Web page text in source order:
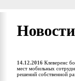
14.12.2016 Клеверенс
мест мобильных
решений собственной